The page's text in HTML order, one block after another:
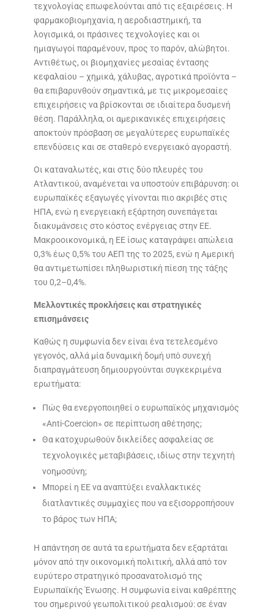
τεχνολογίας επωφελούνται από τις εξαιρέσεις. Η
φαρμακοβιομηχανία, η αεροδιαστημική, τα
λογισμικά, οι πράσινες τεχνολογίες και οι
ημιαγωγοί παραμένουν, προς το παρόν, αλώβητοι.
Αντιθέτως, οι βιομηχανίες μεσαίας έντασης
κεφαλαίου – χημικά, χάλυβας, αγροτικά προϊόντα –
θα επιβαρυνθούν σημαντικά, με τις μικρομεσαίες
επιχειρήσεις να βρίσκονται σε ιδιαίτερα δυσμενή
θέση. Παράλληλα, οι αμερικανικές επιχειρήσεις
αποκτούν πρόσβαση σε μεγαλύτερες ευρωπαϊκές
επενδύσεις και σε σταθερό ενεργειακό αγοραστή.
Οι καταναλωτές, και στις δύο πλευρές του
Ατλαντικού, αναμένεται να υποστούν επιβάρυνση: οι
ευρωπαϊκές εξαγωγές γίνονται πιο ακριβές στις
ΗΠΑ, ενώ η ενεργειακή εξάρτηση συνεπάγεται
διακυμάνσεις στο κόστος ενέργειας στην ΕΕ.
Μακροοικονομικά, η ΕΕ ίσως καταγράψει απώλεια
0,3% έως 0,5% του ΑΕΠ της το 2025, ενώ η Αμερική
θα αντιμετωπίσει πληθωριστική πίεση της τάξης
του 0,2–0,4%.
Μελλοντικές προκλήσεις και στρατηγικές
επισημάνσεις
Καθώς η συμφωνία δεν είναι ένα τετελεσμένο
γεγονός, αλλά μία δυναμική δομή υπό συνεχή
διαπραγμάτευση δημιουργούνται συγκεκριμένα
ερωτήματα:
Πώς θα ενεργοποιηθεί ο ευρωπαϊκός μηχανισμός
«Anti-Coercion» σε περίπτωση αθέτησης;
Θα κατοχυρωθούν δικλείδες ασφαλείας σε
τεχνολογικές μεταβιβάσεις, ιδίως στην τεχνητή
νοημοσύνη;
Μπορεί η ΕΕ να αναπτύξει εναλλακτικές
διατλαντικές συμμαχίες που να εξισορροπήσουν
το βάρος των ΗΠΑ;
Η απάντηση σε αυτά τα ερωτήματα δεν εξαρτάται
μόνον από την οικονομική πολιτική, αλλά από τον
ευρύτερο στρατηγικό προσανατολισμό της
Ευρωπαϊκής Ένωσης. Η συμφωνία είναι καθρέπτης
του σημερινού γεωπολιτικού ρεαλισμού: σε έναν